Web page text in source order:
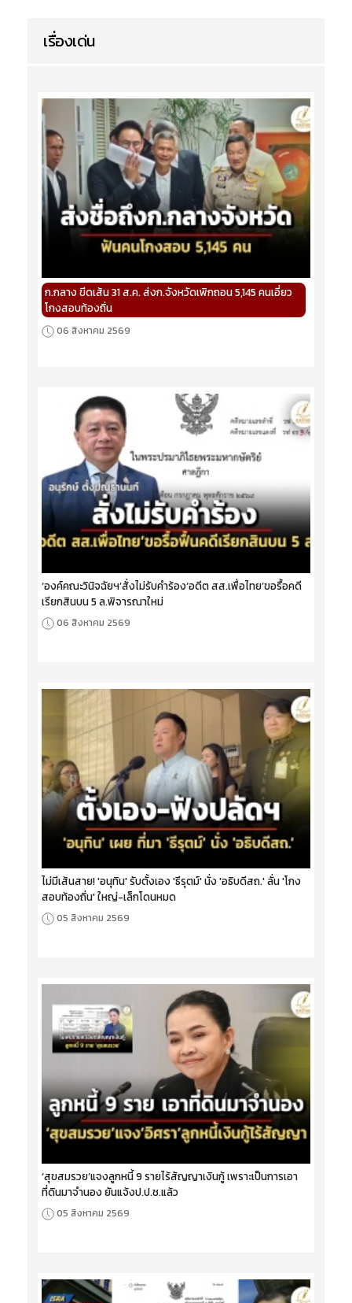
เรื่องเด่น
ก.กลาง ขีดเส้น 31 ส.ค. ส่งก.จังหวัดเพิกถอน 5,145 คนเอี่ยว
โกงสอบท้องถิ่น
06 สิงหาคม 2569
‘องค์คณะวินิจฉัยฯ’สั่งไม่รับคำร้อง‘อดีต สส.เพื่อไทย’ขอรื้อคดี
เรียกสินบน 5 ล.พิจารณาใหม่
06 สิงหาคม 2569
ไม่มีเส้นสาย! 'อนุทิน' รับตั้งเอง 'ธีรุตม์' นั่ง 'อธิบดีสถ.' ลั่น 'โกง
สอบท้องถิ่น' ใหญ่-เล็กโดนหมด
05 สิงหาคม 2569
‘สุขสมรวย’แจงลูกหนี้ 9 รายไร้สัญญาเงินกู้ เพราะเป็นการเอา
ที่ดินมาจำนอง ยันแจ้งป.ป.ช.แล้ว
05 สิงหาคม 2569